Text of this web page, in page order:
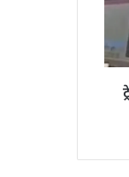
की
चपेट
बाल